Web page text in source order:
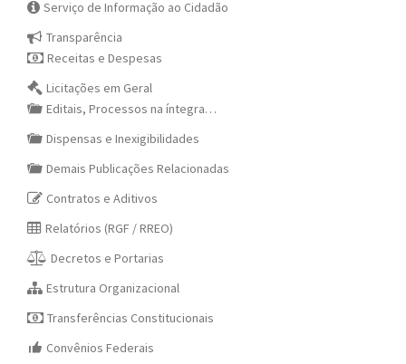
Serviço de Informação ao Cidadão
Transparência
Receitas e Despesas
Licitações em Geral
Editais, Processos na íntegra…
Dispensas e Inexigibilidades
Demais Publicações Relacionadas
Contratos e Aditivos
Relatórios (RGF / RREO)
Decretos e Portarias
Estrutura Organizacional
Transferências Constitucionais
Convênios Federais